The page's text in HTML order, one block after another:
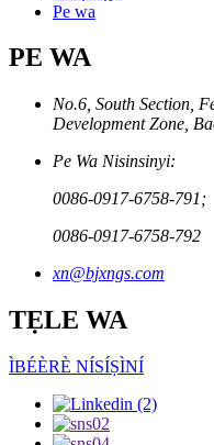
Pe wa
PE WA
No.6, South Section,
Development Zone,
Pe Wa Nisinsinyi:
0086-0917-6758-791;
0086-0917-6758-792
xn@bjxngs.com
TẸLE WA
ÌBÉÈRÈ NÍSÍṢÌNÍ